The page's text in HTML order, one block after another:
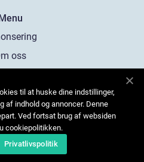
oss
oss
til at huske dine indstillinger,
af indhold og annoncer. Denne
Ved fortsat brug af websiden
cookiepolitikken.
Privatlivspolitik